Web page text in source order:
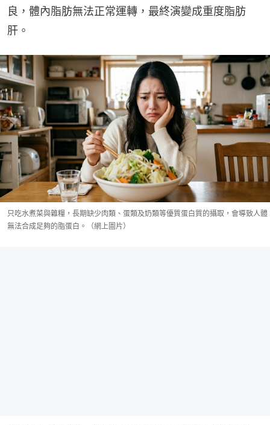
良，體內脂肪無法正常運轉，最終演變成重度脂肪
肝。
只吃水煮菜與雜糧，長期缺少肉類、蛋類及奶類等優質蛋白質的攝取，會導致人體
無法合成足夠的脂蛋白。（網上圖片）